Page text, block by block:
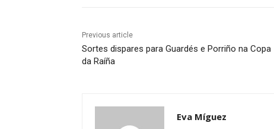
Previous article
Sortes dispares para Guardés e Porriño na Copa
da Raíña
Eva Míguez